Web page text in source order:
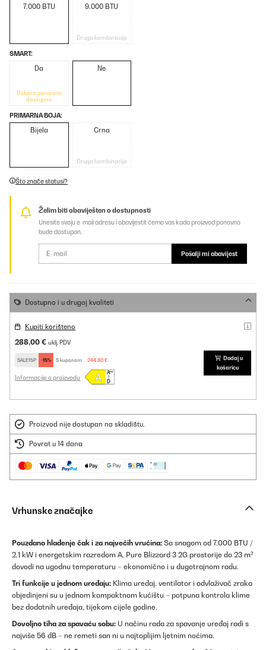
7.000 BTU 9.000 BTU
Druga kombinacija
SMART:
Da
Uskoro ponovno
dostupno
Ne
PRIMARNA BOJA:
Bijela Crna
Druga kombinacija
Što znače statusi?
Želim biti obaviješten o dostupnosti
Unesite svoju e-mail adresu i obavijestit ćemo vas kada proizvod ponovno
bude dostupan.
Pošalji mi obavijest
Dostupno i u drugoj kvaliteti
Kupiti korišteno
288,00 € uklj. PDV
SALE15P -15% S kuponom: 244,80 €
Informacije o proizvodu
Dodaj u
košaricu
Proizvod nije dostupan na skladištu.
Povrat u 14 dana
Vrhunske značajke
Pouzdano hlađenje čak i za najvećih vrućina: Sa snagom od 7.000 BTU /
2,1 kW i energetskim razredom A, Pure Blizzard 3 2G prostorije do 23 m²
dovodi na ugodnu temperaturu – ekonomično i u dugotrajnom radu.
Tri funkcije u jednom uređaju: Klima uređaj, ventilator i odvlaživač zraka
objedinjeni su u jednom kompaktnom kućištu – potpuna kontrola klime
bez dodatnih uređaja, tijekom cijele godine.
Dovoljno tiha za spavaću sobu: U načinu rada za spavanje uređaj radi s
najviše 56 dB – ne remeti san ni u najtoplijim ljetnim noćima.